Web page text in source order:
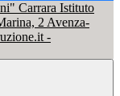
Istituto
2 Avenza-
-